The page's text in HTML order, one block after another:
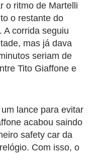
o ritmo de Martelli
o restante do
A corrida seguiu
mas já dava
seriam de
Tito Giaffone e
lance para evitar
acabou saindo
safety car da
Com isso, o